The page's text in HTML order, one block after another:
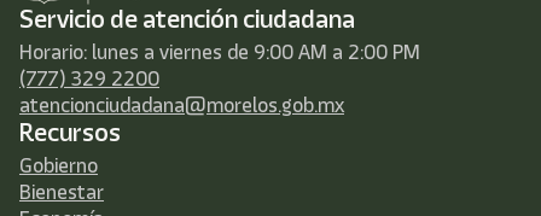
Servicio de atención ciudadana
Horario: lunes a viernes de 9:00 AM a 2:00 PM
(777) 329 2200
atencionciudadana@morelos.gob.mx
Recursos
Gobierno
Bienestar